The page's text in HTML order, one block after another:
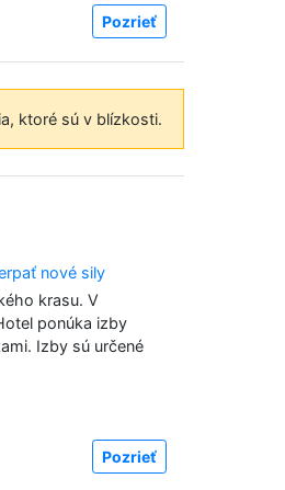
Pozrieť
ktoré sú v blízkosti.
nové sily
krasu. V
ponúka izby
Izby sú určené
Pozrieť